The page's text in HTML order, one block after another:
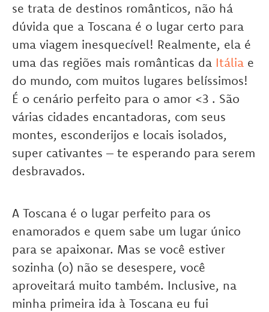
se trata de destinos românticos, não há
dúvida que a Toscana é o lugar certo para
uma viagem inesquecível! Realmente, ela é
uma das regiões mais românticas da Itália e
do mundo, com muitos lugares belíssimos!
É o cenário perfeito para o amor <3 . São
várias cidades encantadoras, com seus
montes, esconderijos e locais isolados,
super cativantes – te esperando para serem
desbravados.
A Toscana é o lugar perfeito para os
enamorados e quem sabe um lugar único
para se apaixonar. Mas se você estiver
sozinha (o) não se desespere, você
aproveitará muito também. Inclusive, na
minha primeira ida à Toscana eu fui